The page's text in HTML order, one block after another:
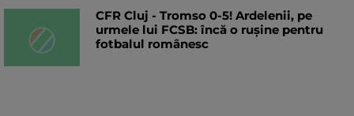
CFR Cluj - Tromso 0-5! Ardelenii, pe
urmele lui FCSB: încă o rușine pentru
fotbalul românesc